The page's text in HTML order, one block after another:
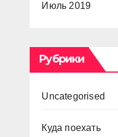
Июль 2019
Рубрики
Uncategorised
Куда поехать